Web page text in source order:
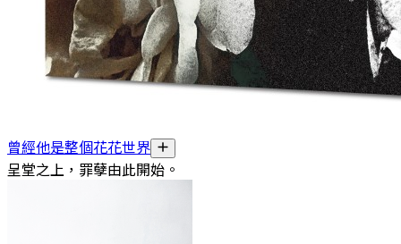
曾經他是整個花花世界
呈堂之上，罪孽由此開始。